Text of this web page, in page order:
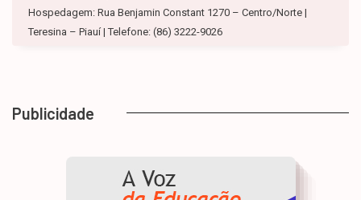
Hospedagem: Rua Benjamin Constant 1270 – Centro/Norte |
Teresina – Piauí | Telefone: (86) 3222-9026
Publicidade